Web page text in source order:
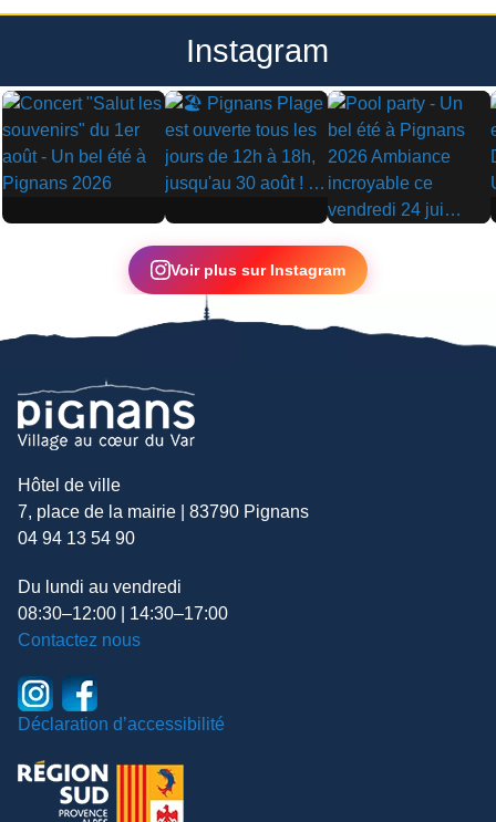
Instagram
▶ ▶
▶
Voir plus sur Instagram
Hôtel de ville
7, place de la mairie | 83790 Pignans
04 94 13 54 90
Du lundi au vendredi
08:30–12:00 | 14:30–17:00
Contactez nous
Déclaration d’accessibilité